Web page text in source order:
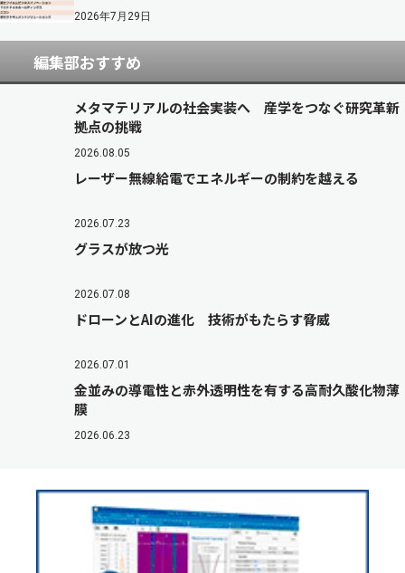
2026年7月29日
編集部おすすめ
メタマテリアルの社会実装へ 産学をつなぐ研究革新
拠点の挑戦
2026.08.05
レーザー無線給電でエネルギーの制約を越える
2026.07.23
グラスが放つ光
2026.07.08
ドローンとAIの進化 技術がもたらす脅威
2026.07.01
金並みの導電性と赤外透明性を有する高耐久酸化物薄
膜
2026.06.23